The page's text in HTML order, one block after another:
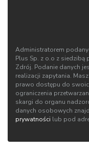
Administratorem
Plus Sp. z o.o z siedzibą
Zdrój. Podanie danych
realizacji zapytania.
prawo dostępu do
ograniczenia
skargi do organu
danych osobowych
prywatności lub pod